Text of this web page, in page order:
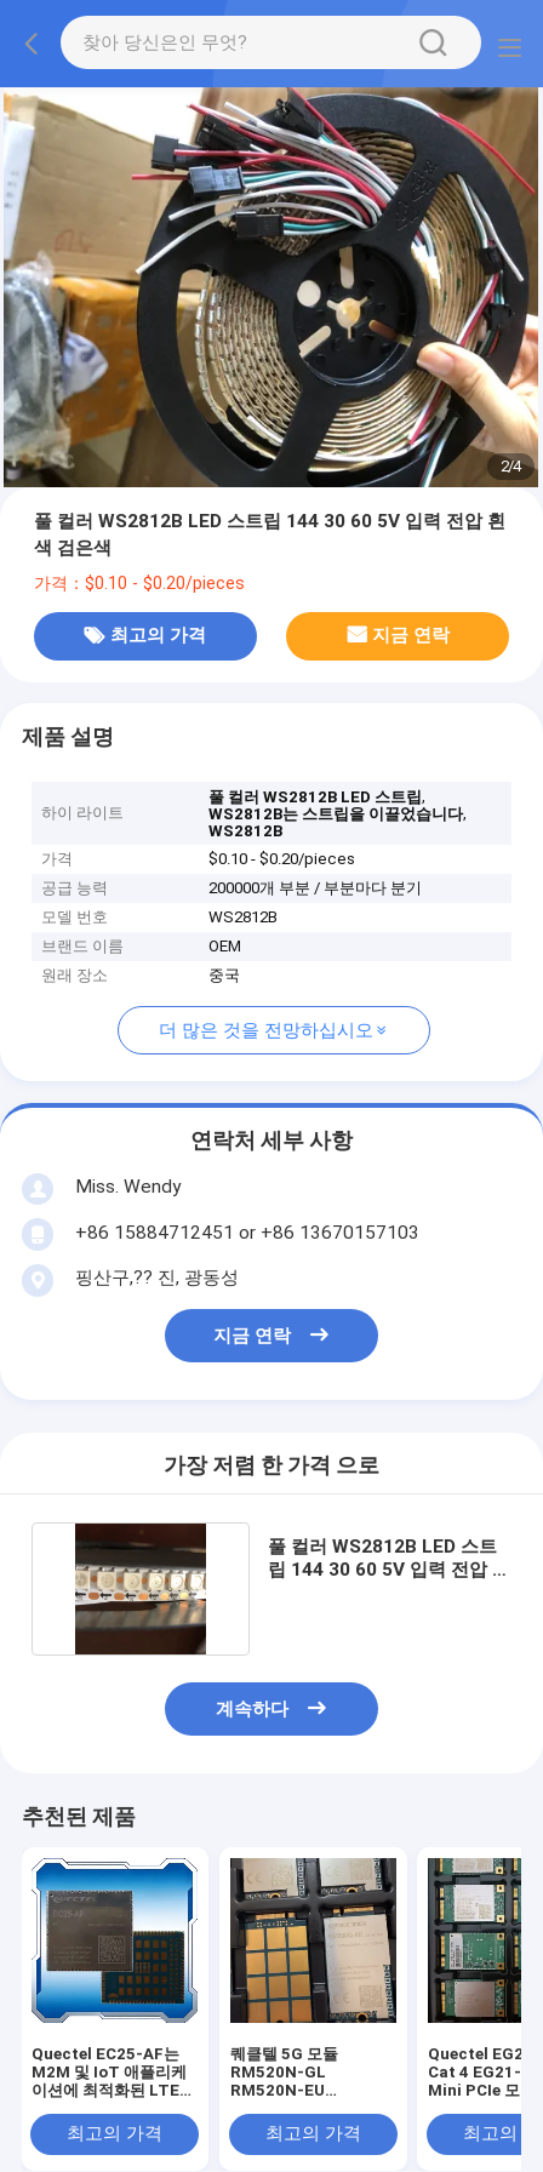
2/4
풀 컬러 WS2812B LED 스트립 144 30 60 5V 입력 전압 흰
색 검은색
가격：$0.10 - $0.20/pieces
최고의 가격 지금 연락
제품 설명
하이 라이트
풀 컬러 WS2812B LED 스트립,
WS2812B는 스트립을 이끌었습니다,
WS2812B
가격
$0.10 - $0.20/pieces
공급 능력
200000개 부분 / 부분마다 분기
모델 번호
WS2812B
브랜드 이름
OEM
원래 장소
중국
더 많은 것을 전망하십시오
연락처 세부 사항
Miss. Wendy
+86 15884712451 or +86 13670157103
핑산구,?? 진, 광동성
지금 연락
가장 저렴 한 가격 으로
풀 컬러 WS2812B LED 스트
립 144 30 60 5V 입력 전압 흰
계속하다
추천된 제품
Quectel EC25-AF는
M2M 및 IoT 애플리케
이션에 최적화된 LTE
150Mbps 다운링크 및
50Mbps 업링크 데이터
최고의 가격
퀘클텔 5G 모듈
RM520N-GL
RM520N-EU
RM510Q-GL
RM255C-GL
최고의 가격
Quectel EG25-
Cat 4 EG21-G
Mini PCIe 모듈
및 IoT 애플리
액세서리 포함
최고의